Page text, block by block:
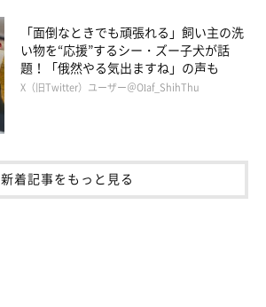
「面倒なときでも頑張れる」飼い主の洗
い物を“応援”するシー・ズー子犬が話
題！「俄然やる気出ますね」の声も
X（旧Twitter）ユーザー＠Olaf_ShihThu
新着記事をもっと見る